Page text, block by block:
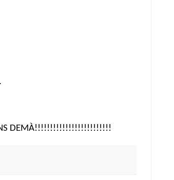
DEMÀ!!!!!!!!!!!!!!!!!!!!!!!!!